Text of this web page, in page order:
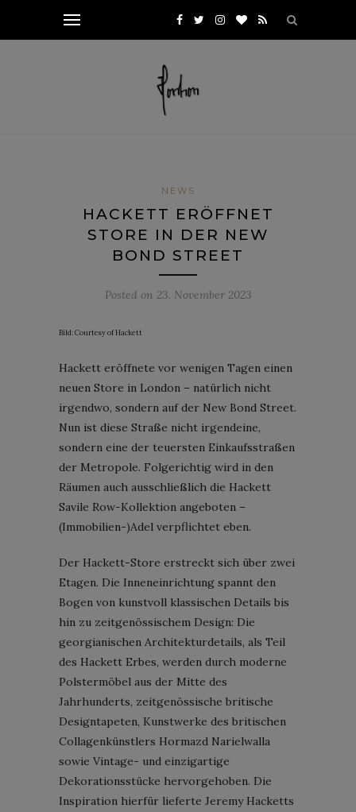
NEWS
HACKETT ERÖFFNET
STORE IN DER NEW
BOND STREET
Posted on 23. November 2023
Bild: Courtesy of Hackett
Hackett eröffnete vor wenigen Tagen einen
neuen Store in London – natürlich nicht
irgendwo, sondern auf der New Bond Street.
Nun ist diese Straße nicht irgendeine,
sondern eine der teuersten Einkaufsstraßen
der Metropole. Folgerichtig wird in den
Räumen auch ausschließlich die Hackett
Savile Row-Kollektion angeboten –
(Immobilien-)Adel verpflichtet eben.
Der Hackett-Store erstreckt sich über zwei
Etagen. Die Inneneinrichtung spannt den
Bogen von kunstvoll klassischen Details bis
hin zu zeitgenössischem Design: Die
georgianischen Architekturdetails, als Teil
des Hackett Erbes, werden durch moderne
Polstermöbel aus der Mitte des
Jahrhunderts, zeitgenössische britische
Designtapeten, Kunstwerke des britischen
Collagenkünstlers Hormazd Narielwalla
sowie Vintage- und einzigartige
Dekorationsstücke hervorgehoben. Die
Inspiration hierfür lieferte Jeremy Hacketts